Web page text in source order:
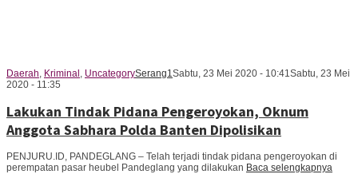
Daerah, Kriminal , UncategorySerang1Sabtu, 23 Mei 2020 - 10:41Sabtu, 23 Mei
2020 - 11:35
Lakukan Tindak Pidana Pengeroyokan, Oknum
Anggota Sabhara Polda Banten Dipolisikan
PENJURU.ID, PANDEGLANG – Telah terjadi tindak pidana pengeroyokan di
perempatan pasar heubel Pandeglang yang dilakukan Baca selengkapnya